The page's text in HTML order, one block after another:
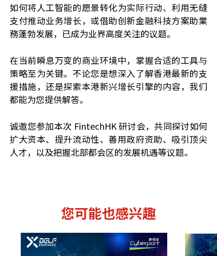
如何将人工智能的愿景转化为实际行动、利用无缝
支付推动业务增长，或借助创新金融科技方案助業
務蓬勃发展，已成为业界高度关注的议题。
在当前瞬息万变的商业环境中，掌握合适的工具与
策略至为关键。不论您是想深入了解香港最新的支
援措施，还是探索本港新兴增长引擎的内容，我们
都能为您提供解答。
诚邀您参加本次 FintechHK 研讨会，共同探讨如何
扩大资本、提升流动性、善用政府资助、吸引顶尖
人才，以及把握北部都会区的发展机遇等议题。
您可能也感兴趣